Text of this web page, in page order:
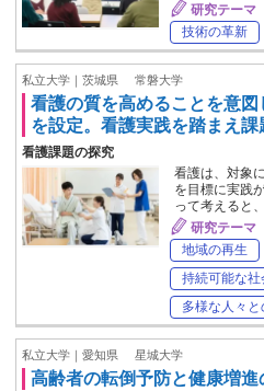
研究テーマ
技術の革新
私立大学｜茨城県 常磐大学
看護の質を高めることを意
を設定。看護実践を踏まえ
看護課題の探究
看護は、対象
を目標に実践
って考えると
研究テーマ
地域の再生
持続可能な社
多様な人々と
私立大学｜愛知県 星城大学
高齢者の転倒予防と健康増進